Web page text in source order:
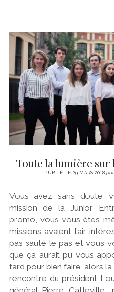
Toute la lumière
PUBLIÉ LE 29 MARS 2018par
Vous avez sans doute
mission de la Junior
promo, vous vous êtes
missions avaient l’air
pas sauté le pas et vous
que ça aurait pu vous
tard pour bien faire, alors la
rencontre du président
général Pierre